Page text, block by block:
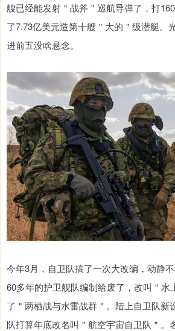
艘已经能发射＂战斧＂巡航导弹了，打
了7.73亿美元造第十艘＂大的＂级潜艇。
进前五没啥悬念。
今年3月，自卫队搞了一次大改编，动静
60多年的护卫舰队编制给废了，改叫＂水
了＂两栖战与水雷战群＂。陆上自卫队新
队打算年底改名叫＂航空宇宙自卫队＂。